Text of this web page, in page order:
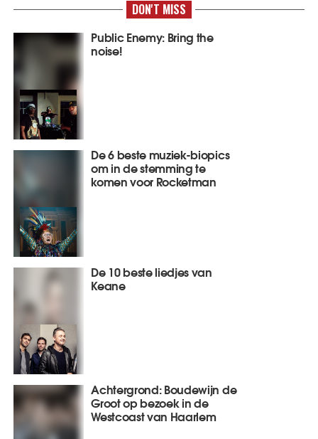
DON'T MISS
Public Enemy: Bring the
noise!
De 6 beste muziek-biopics
om in de stemming te
komen voor Rocketman
De 10 beste liedjes van
Keane
Achtergrond: Boudewijn de
Groot op bezoek in de
Westcoast van Haarlem